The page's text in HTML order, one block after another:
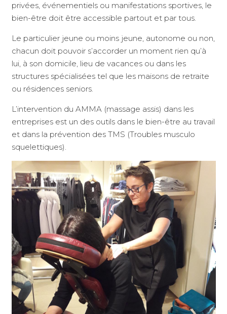
privées, événementiels ou manifestations sportives, le
bien-être doit être accessible partout et par tous.
Le particulier jeune ou moins jeune, autonome ou non,
chacun doit pouvoir s’accorder un moment rien qu’à
lui, à son domicile, lieu de vacances ou dans les
structures spécialisées tel que les maisons de retraite
ou résidences seniors.
L’intervention du AMMA (massage assis) dans les
entreprises est un des outils dans le bien-être au travail
et dans la prévention des TMS (Troubles musculo
squelettiques).